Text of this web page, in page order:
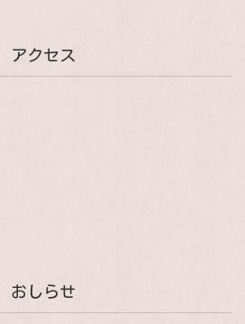
アクセス
おしらせ